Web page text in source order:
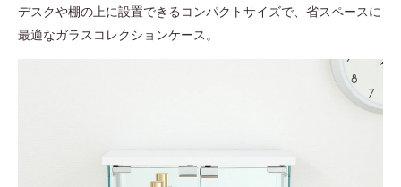
デスクや棚の上に設置できるコンパクトサイズで、省スペースに
最適なガラスコレクションケース。